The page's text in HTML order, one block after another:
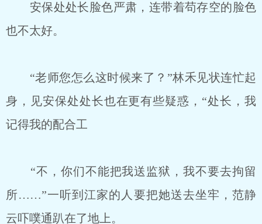
安保处处长脸色严肃，连带着苟存空的脸色
也不太好。
“老师您怎么这时候来了？”林禾见状连忙起
身，见安保处处长也在更有些疑惑，“处长，我
记得我的配合工
“不，你们不能把我送监狱，我不要去拘留
所……”一听到江家的人要把她送去坐牢，范静
云吓噗通趴在了地上。